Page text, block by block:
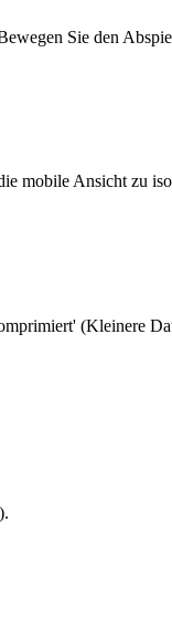
Sie den
mobile Ansicht zu
(Kleinere